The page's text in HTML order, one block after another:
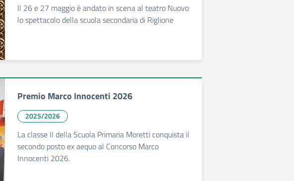
Il 26 e 27 maggio è andato in scena al teatro Nuovo
lo spettacolo della scuola secondaria di Riglione
Premio Marco Innocenti 2026
2025/2026
La classe II della Scuola Primaria Moretti conquista il
secondo posto ex aequo al Concorso Marco
Innocenti 2026.